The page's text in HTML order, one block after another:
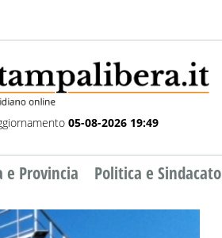
05-08-2026 19:49
e Provincia Politica e Sindacato